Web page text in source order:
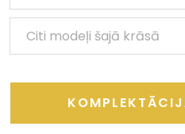
Citi modeļi šajā krāsā